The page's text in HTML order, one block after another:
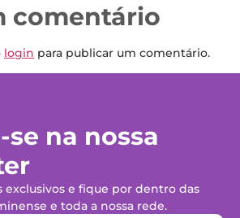
comentário
login para publicar um comentário.
se na nossa
exclusivos e fique por dentro das
e toda a nossa rede.